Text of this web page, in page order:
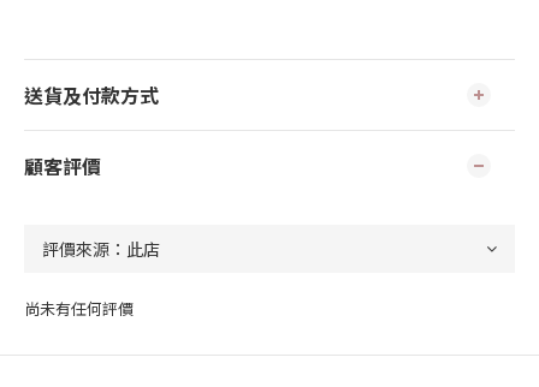
送貨及付款方式
顧客評價
尚未有任何評價